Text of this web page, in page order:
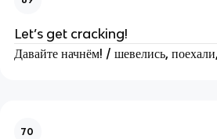
Let’s get cracking!
Давайте начнём! / шевелись,
70